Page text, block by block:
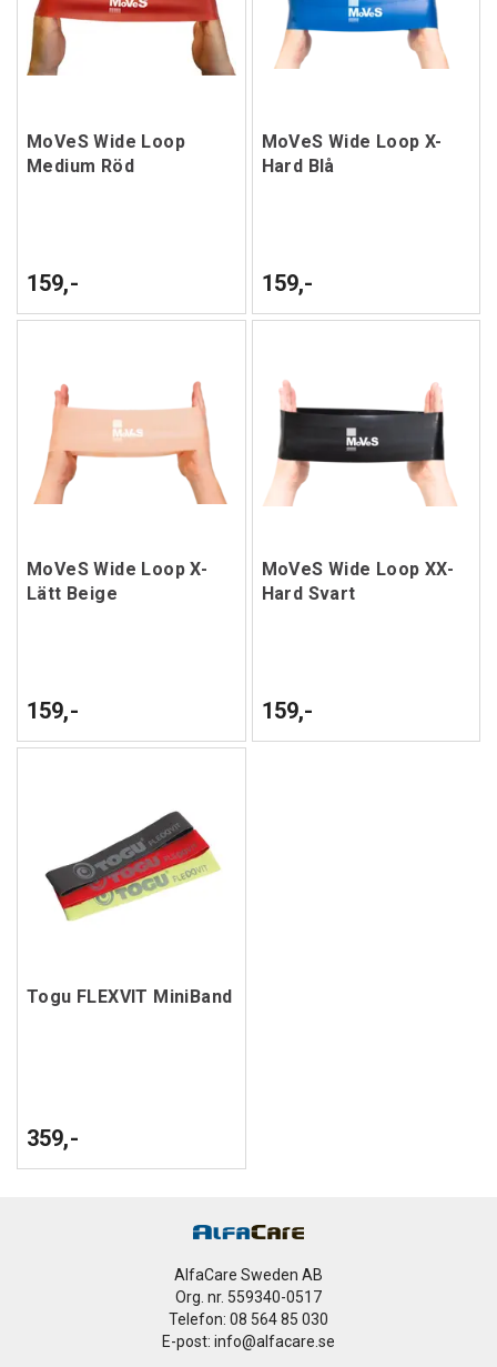
MoVeS Wide Loop
Medium Röd
159,-
MoVeS Wide Loop X-
Hard Blå
159,-
MoVeS Wide Loop X-
Lätt Beige
159,-
MoVeS Wide Loop XX-
Hard Svart
159,-
Togu FLEXVIT MiniBand
359,-
AlfaCare Sweden AB
Org. nr. 559340-0517
Telefon: 08 564 85 030
E-post: info@alfacare.se